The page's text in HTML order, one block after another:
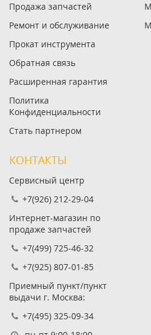
Продажа запчастей
Ремонт и обслуживание
Прокат инструмента
Обратная связь
Расширенная гарантия
Политика
Конфиденциальности
Стать партнером
КОНТАКТЫ
Сервисный центр
+7(926) 212-29-04
Интернет-магазин по
продаже запчастей
+7(499) 725-46-32
+7(925) 807-01-85
Приемный пункт/пункт
выдачи г. Москва:
+7(495) 325-09-34